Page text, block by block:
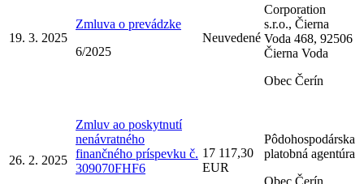
19. 3. 2025
Zmluva o prevádzke
6/2025
Neuvedené
Corporation
s.r.o., Čierna
Voda 468, 92506
Čierna Voda
Obec Čerín
26. 2. 2025
Zmluv ao poskytnutí
nenávratného
finančného príspevku č.
309070FHF6
17 117,30
EUR
Pôdohospodárska
platobná agentúra
Obec Čerín